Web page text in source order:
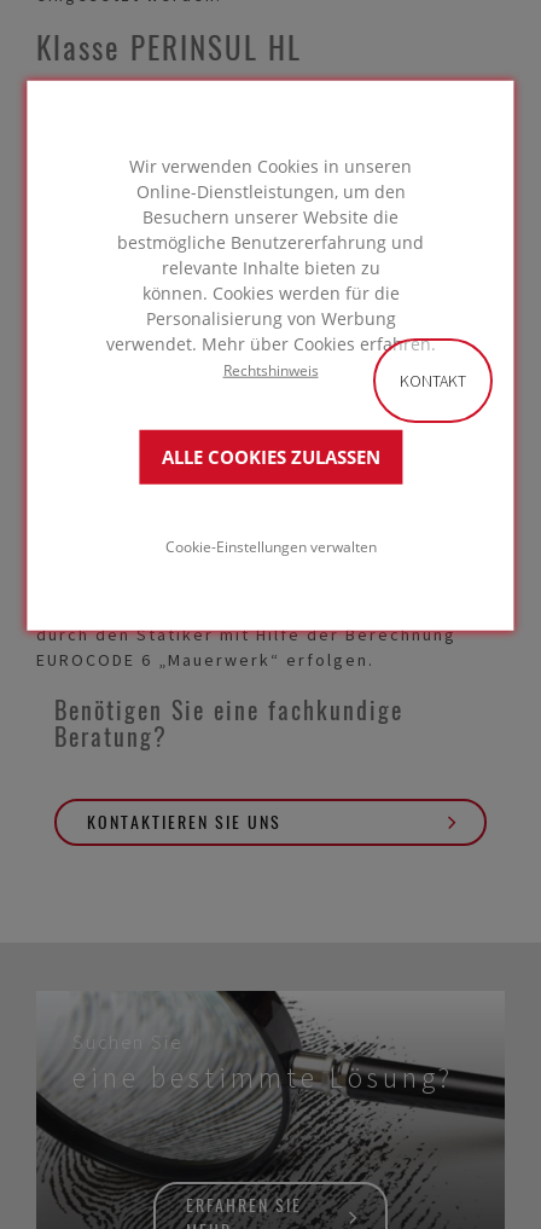
Wir verwenden Cookies in unseren
Online-Dienstleistungen, um den
Besuchern unserer Website die
bestmögliche Benutzererfahrung und
relevante Inhalte bieten zu
können. Cookies werden für die
Personalisierung von Werbung
verwendet. Mehr über Cookies erfahren.
Rechtshinweis
ALLE COOKIES ZULASSEN
Cookie-Einstellungen verwalten
Klasse PERINSUL HL
als auch die ausführungsbedingten
Wärmebrücken vollständig ausschließt.
FOAMGLAS® PERINSUL ist der Dämmstein zur
Vermeidung von Wärmebrücken ohne zusätzliche
Trag- oder Stützelemente. FOAMGLAS® PERINSUL
besteht zu 100% aus dem druckfesten und
baupraktisch stauchungsfreien Dämmstoff
Schaumglas. Nur FOAMGLAS® PERINSUL liefert
einen Dämmwert und zugleich eine statische
Tragfähigkeit. Für FOAMGLAS® PERINSUL im
Anwendungsgebiet "Fußpunkt unter aufgehenden
Wänden" liegt eine ETA Zulassung (European
Technical Approval) vor, die das
Mörtelschicht eingebaut.
durch den Statiker mit Hilfe der Berechnung
EUROCODE 6 „Mauerwerk“ erfolgen.
Benötigen Sie eine fachkundige
Beratung?
KONTAKTIEREN SIE UNS
Suchen Sie
eine bestimmte Lösung?
ERFAHREN SIE
KONTAKT